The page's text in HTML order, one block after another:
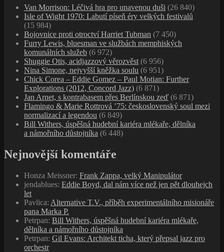
Van Morrison: Léčivá hra pro unavenou duši (26 840)
Isle of Wight 1970: Labutí píseň éry velkých festivalů
(15 984)
Bojovnice proti otroctví Harriet Tubman (7 450)
Furry Lewis, bluesman ve službách memphiských
komunálních služeb (6 972)
Shuggie Otis, acidjazzový věrozvěst (6 956)
Nina Simone, nejvyšší kněžka soulu (6 951)
Chick Corea – Eddie Gomez – Paul Motian: Further
Explorations (2012, Concord Jazz) (6 871)
Jan Arnet, s kontrabasem přes Berlínskou zeď (6 871)
Flamingo & Marie Rottrová ’75: československý soul mezi
normalizací a legendou (6 849)
Bill Withers, úspěšná hudební kariéra mlékaře, dělníka
a námořního důstojníka (6 448)
Nejnovější komentáře
Honza Meissner: Frank Zappa, velký Manipulátor
jendablues: Eddie Boyd, dal nám více než jen pět dlouhejch
let
Pavlica: Alternative T.V., příběh experimentálního misionáře
pana Marka P.
Petrpan: Bill Withers, úspěšná hudební kariéra mlékaře,
dělníka a námořního důstojníka
Petrpan: Gil Evans: Architekt ticha, který přepsal jazz pro
orchestr